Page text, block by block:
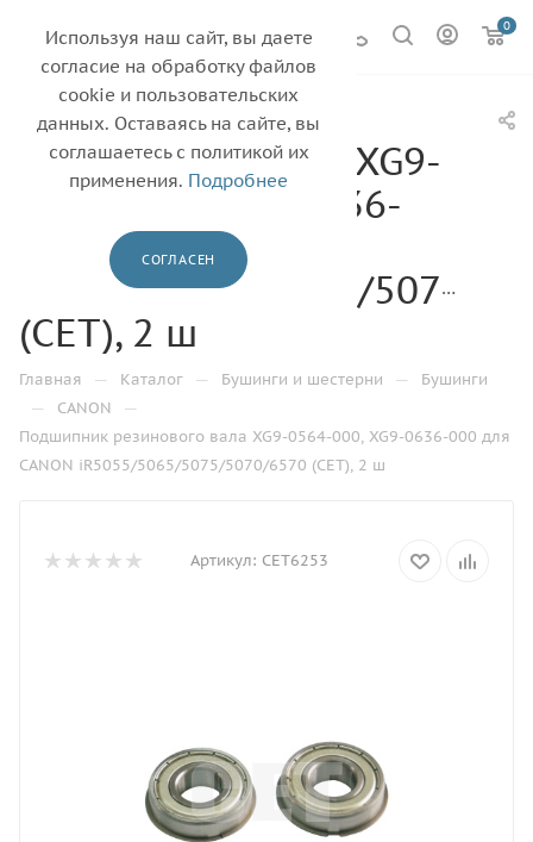
0
Подшипник
резинового вала XG9-
0564-000, XG9-0636-
000 для CANON
iR5055/5065/5075/5070/
(CET), 2 ш
Главная — Каталог — Бушинги и шестерни — Бушинги
— CANON —
Подшипник резинового вала XG9-0564-000, XG9-0636-000 для
CANON iR5055/5065/5075/5070/6570 (CET), 2 ш
Артикул: CET6253
Используя наш сайт, вы даете
согласие на обработку файлов
cookie и пользовательских
данных. Оставаясь на сайте, вы
соглашаетесь с политикой их
применения. Подробнее
СОГЛАСЕН